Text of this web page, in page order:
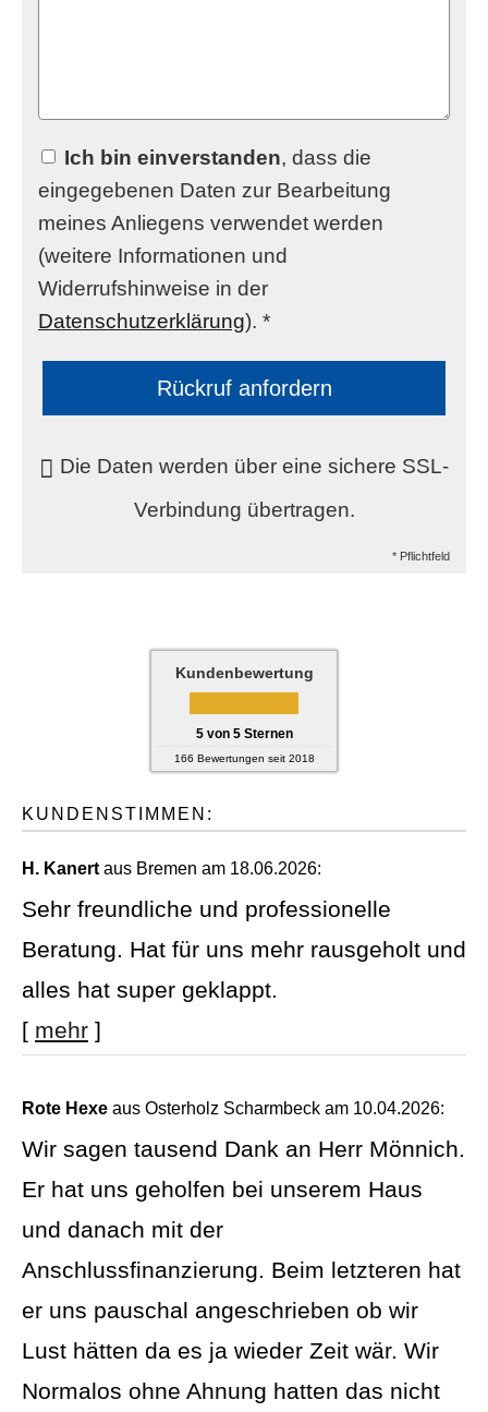
Ich bin einverstanden, dass die
eingegebenen Daten zur Bearbeitung
meines Anliegens verwendet werden
(weitere Informationen und
Widerrufshinweise in der
Datenschutzerklärung). *
Rückruf anfordern
Die Daten werden über eine sichere SSL-
Verbindung übertragen.
* Pflichtfeld
Kundenbewertung
5von 5Sternen
166 Bewertungen seit 2018
KUNDENSTIMMEN:
H. Kanert aus Bremen am 18.06.2026:
Sehr freundliche und professionelle
Beratung. Hat für uns mehr rausgeholt und
alles hat super geklappt.
[ mehr ]
Rote Hexe aus Osterholz Scharmbeck am 10.04.2026:
Wir sagen tausend Dank an Herr Mönnich.
Er hat uns geholfen bei unserem Haus
und danach mit der
Anschlussfinanzierung. Beim letzteren hat
er uns pauschal angeschrieben ob wir
Lust hätten da es ja wieder Zeit wär. Wir
Normalos ohne Ahnung hatten das nicht